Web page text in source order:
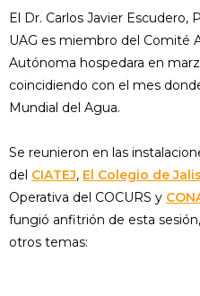
El Dr. Carlos Javier Escudero,
UAG es miembro del Comité
Autónoma hospedara en
coincidiendo con el mes
Mundial del Agua.
Se reunieron en las
del CIATEJ, El Colegio de
Operativa del COCURS y
fungió anfitrión de esta
otros temas: